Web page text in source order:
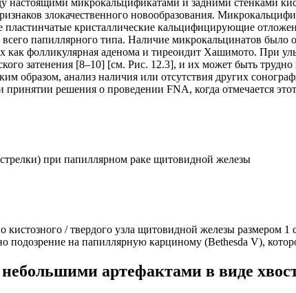
злокачественного новообразования.
пластинчатые кристаллические кальцифицирующие
папиллярного типа. Наличие микрокальцинатов
как фолликулярная аденома и тиреоидит Хашимото. При
затенения [8–10] [см. Рис. 12.3], и их может быть
образом, анализ наличия или отсутствия других
решения о проведении FNA, когда отмечается
при папиллярном раке щитовидной железы
кистозного / твердого узла щитовидной железы
подозрение на папиллярную карциному (Bethesda V),
небольшими артефактами в виде